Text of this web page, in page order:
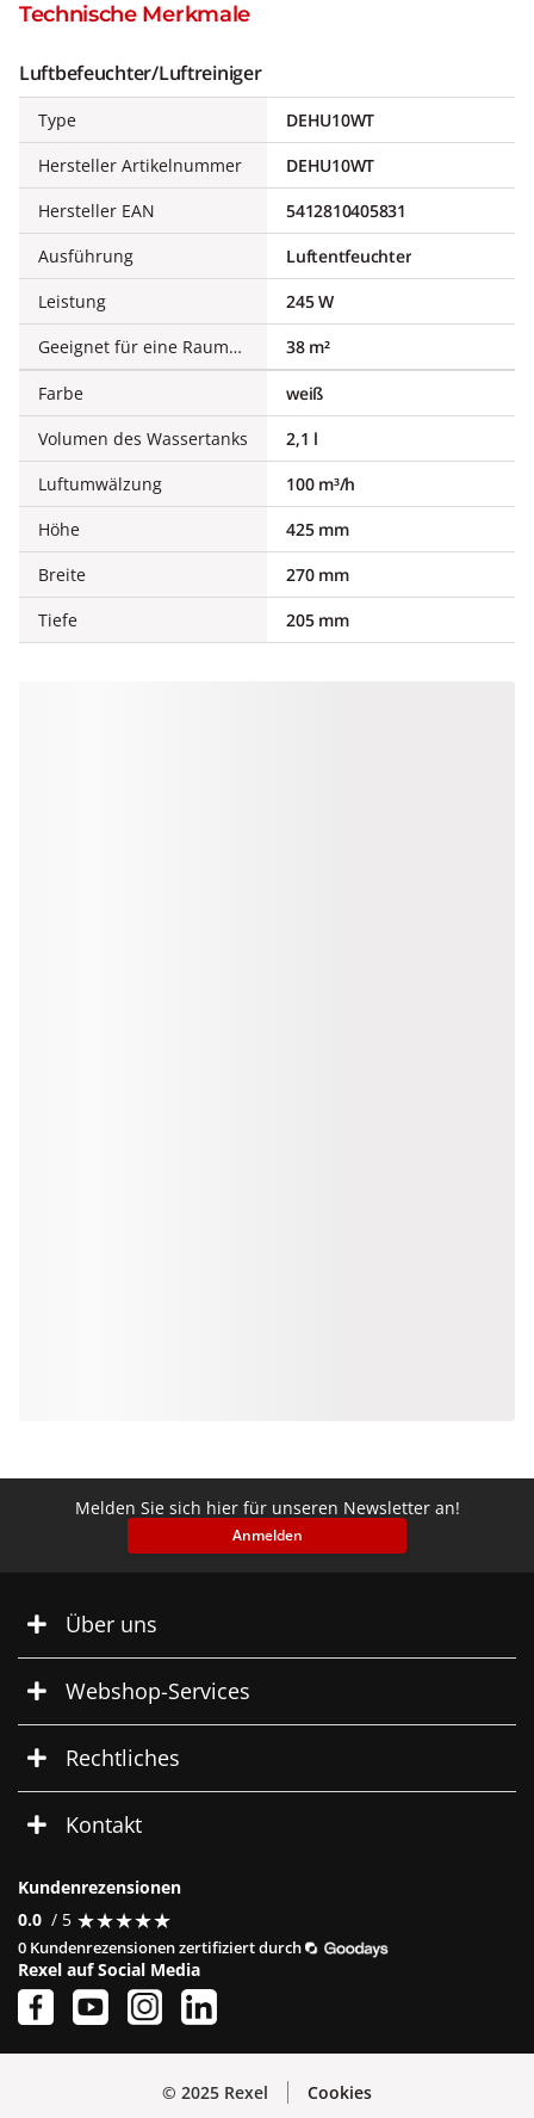
Technische Merkmale
Luftbefeuchter/Luftreiniger
Type
DEHU10WT
Hersteller Artikelnummer
DEHU10WT
Hersteller EAN
5412810405831
Ausführung
Luftentfeuchter
Leistung
245 W
Geeignet für eine Raumfläche bis
38 m²
Farbe
weiß
Volumen des Wassertanks
2,1 l
Luftumwälzung
100 m³/h
Höhe
425 mm
Breite
270 mm
Tiefe
205 mm
Melden Sie sich hier für unseren Newsletter an!
Anmelden
Über uns
Webshop-Services
Rechtliches
Kontakt
Kundenrezensionen
0.0 / 5 ★★★★★
★★★★★
0 Kundenrezensionen zertifiziert durch
Rexel auf Social Media
© 2025 Rexel Cookies